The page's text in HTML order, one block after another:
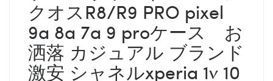
クオスR8/R9 PRO pixel
9a 8a 7a 9 proケース お
洒落 カジュアル ブランド
激安 シャネルxperia 1v 10